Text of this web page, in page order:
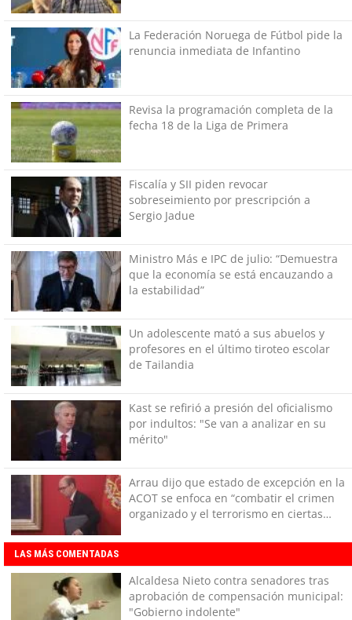
La Federación Noruega de Fútbol pide la
renuncia inmediata de Infantino
Revisa la programación completa de la
fecha 18 de la Liga de Primera
Fiscalía y SII piden revocar
sobreseimiento por prescripción a
Sergio Jadue
Ministro Más e IPC de julio: “Demuestra
que la economía se está encauzando a
la estabilidad”
Un adolescente mató a sus abuelos y
profesores en el último tiroteo escolar
de Tailandia
Kast se refirió a presión del oficialismo
por indultos: "Se van a analizar en su
mérito"
Arrau dijo que estado de excepción en la
ACOT se enfoca en “combatir el crimen
organizado y el terrorismo en ciertas
LAS MÁS COMENTADAS
Alcaldesa Nieto contra senadores tras
aprobación de compensación municipal:
"Gobierno indolente"